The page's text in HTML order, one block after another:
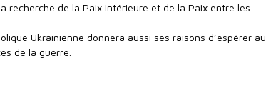
recherche de la Paix intérieure et de la Paix entre les
Ukrainienne donnera aussi ses raisons d’espérer au
de la guerre.